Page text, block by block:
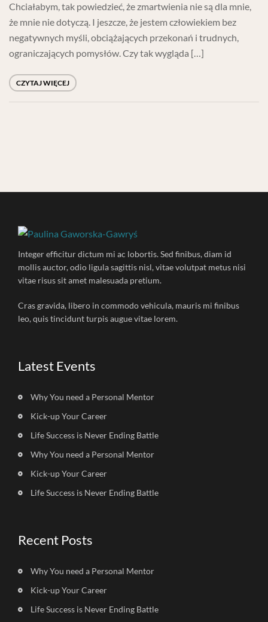
Chciałabym, tak powiedzieć, że zmartwienia nie są dla mnie,
że mnie nie dotyczą. I jeszcze, że jestem człowiekiem bez
negatywnych myśli, obciążających przekonań i trudnych,
ograniczających pomysłów. Czy tak wygląda […]
CZYTAJ WIĘCEJ
Integer efficitur dictum mi ac lobortis. Sed finibus, diam id
mollis auctor, odio ligula sagittis nisl, vitae volutpat metus nisi
vitae risus sit amet malesuada pretium.
Cras gravida, libero in commodo vehicula, mauris mi finibus
leo, quis tincidunt turpis augue vitae lorem.
Latest Events
Why You need a Personal Mentor
Kick-up Your Career
Life Success is Never Ending Battle
Why You need a Personal Mentor
Kick-up Your Career
Life Success is Never Ending Battle
Recent Posts
Why You need a Personal Mentor
Kick-up Your Career
Life Success is Never Ending Battle